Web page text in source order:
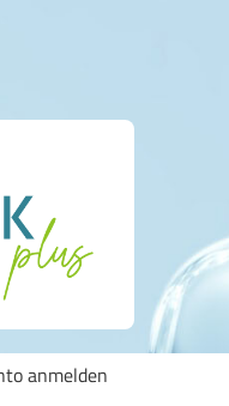
anmelden